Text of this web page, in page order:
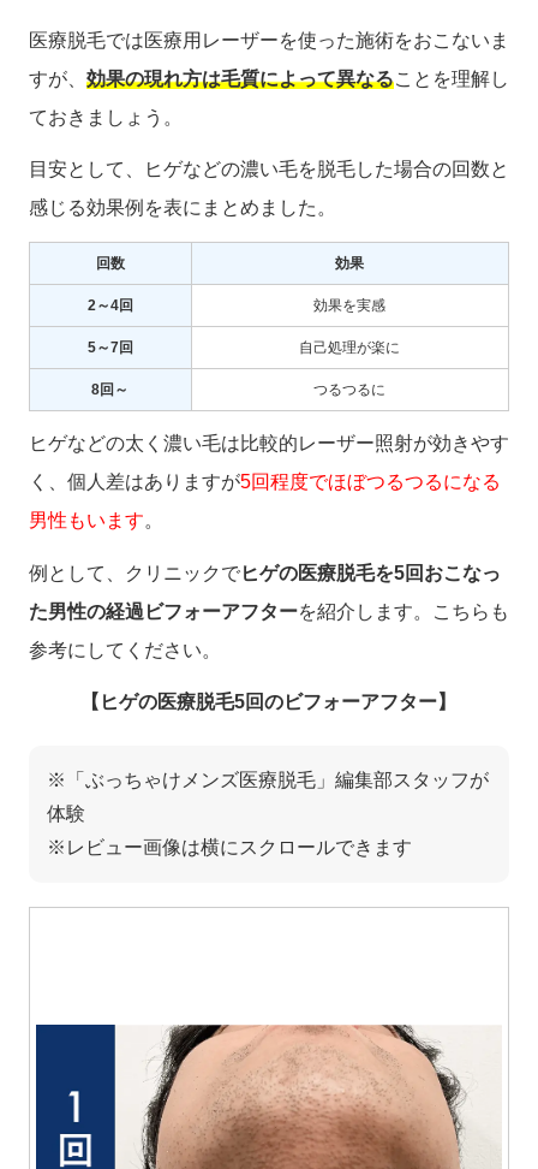
医療脱毛では医療用レーザーを使った施術をおこないま
すが、 効果の現れ方は毛質によって異なることを理解し
ておきましょう。
目安として、ヒゲなどの濃い毛を脱毛した場合の回数と
感じる効果例を表にまとめました。
回数 効果
2～4回 効果を実感
5～7回 自己処理が楽に
8回～ つるつるに
ヒゲなどの太く濃い毛は比較的レーザー照射が効きやす
く、個人差はありますが5回程度でほぼつるつるになる
男性もいます。
例として、クリニックでヒゲの医療脱毛を5回おこなっ
た男性の経過ビフォーアフターを紹介します。こちらも
参考にしてください。
【ヒゲの医療脱毛5回のビフォーアフター】
※「ぶっちゃけメンズ医療脱毛」編集部スタッフが
体験
※レビュー画像は横にスクロールできます